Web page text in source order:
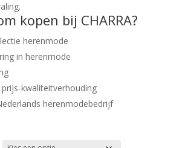
kopen bij CHARRA?
herenmode
in herenmode
kwaliteitverhouding
herenmodebedrijf